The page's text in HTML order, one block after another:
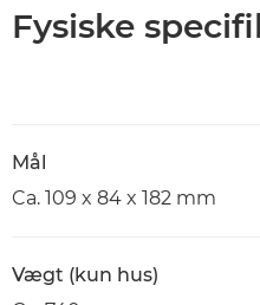
Fysiske
Mål
Ca. 109 x 84 x 182 mm
Vægt (kun hus)